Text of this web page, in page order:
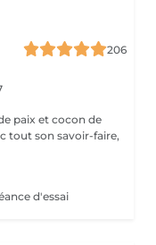
206
paix et cocon de
tout son savoir-faire,
d'essai